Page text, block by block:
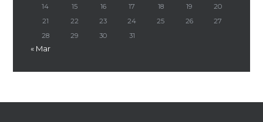
14
15 16 17 18 19
20
21
22 23 24 25 26
27
28
29 30 31
« Mar